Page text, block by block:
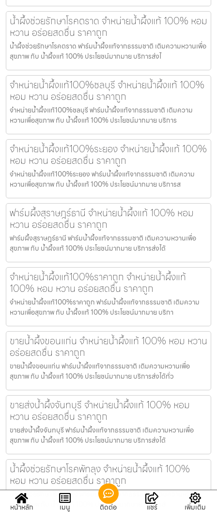
น้ำผึ้งช่วยรักษาโรคตราด จำหน่ายน้ำผึ้งแท้ 100% หอม
หวาน อร่อยสดชื่น ราคาถูก
น้ำผึ้งช่วยรักษาโรคตราด ฟาร์มน้ำผึ้งแท้จากธรรมชาติ เติมความหวานเพื่อ
สุขภาพ กับ น้ำผึ้งแท้ 100% ประโยชน์มากมาย บริการส่งไ
จำหน่ายน้ำผึ้งแท้100%ชลบุรี จำหน่ายน้ำผึ้งแท้ 100%
หอม หวาน อร่อยสดชื่น ราคาถูก
จำหน่ายน้ำผึ้งแท้100%ชลบุรี ฟาร์มน้ำผึ้งแท้จากธรรมชาติ เติมความ
หวานเพื่อสุขภาพ กับ น้ำผึ้งแท้ 100% ประโยชน์มากมาย บริการ
จำหน่ายน้ำผึ้งแท้100%ระยอง จำหน่ายน้ำผึ้งแท้ 100%
หอม หวาน อร่อยสดชื่น ราคาถูก
จำหน่ายน้ำผึ้งแท้100%ระยอง ฟาร์มน้ำผึ้งแท้จากธรรมชาติ เติมความ
หวานเพื่อสุขภาพ กับ น้ำผึ้งแท้ 100% ประโยชน์มากมาย บริการส
ฟาร์มผึ้งสุราษฎร์ธานี จำหน่ายน้ำผึ้งแท้ 100% หอม
หวาน อร่อยสดชื่น ราคาถูก
ฟาร์มผึ้งสุราษฎร์ธานี ฟาร์มน้ำผึ้งแท้จากธรรมชาติ เติมความหวานเพื่อ
สุขภาพ กับ น้ำผึ้งแท้ 100% ประโยชน์มากมาย บริการส่งได้
จำหน่ายน้ำผึ้งแท้100%ราคาถูก จำหน่ายน้ำผึ้งแท้
100% หอม หวาน อร่อยสดชื่น ราคาถูก
จำหน่ายน้ำผึ้งแท้100%ราคาถูก ฟาร์มน้ำผึ้งแท้จากธรรมชาติ เติมความ
หวานเพื่อสุขภาพ กับ น้ำผึ้งแท้ 100% ประโยชน์มากมาย บริกา
ขายน้ำผึ้งขอนแก่น จำหน่ายน้ำผึ้งแท้ 100% หอม หวาน
อร่อยสดชื่น ราคาถูก
ขายน้ำผึ้งขอนแก่น ฟาร์มน้ำผึ้งแท้จากธรรมชาติ เติมความหวานเพื่อ
สุขภาพ กับ น้ำผึ้งแท้ 100% ประโยชน์มากมาย บริการส่งได้ทั่ว
ขายส่งน้ำผึ้งจันทบุรี จำหน่ายน้ำผึ้งแท้ 100% หอม
หวาน อร่อยสดชื่น ราคาถูก
ขายส่งน้ำผึ้งจันทบุรี ฟาร์มน้ำผึ้งแท้จากธรรมชาติ เติมความหวานเพื่อ
สุขภาพ กับ น้ำผึ้งแท้ 100% ประโยชน์มากมาย บริการส่งได้
น้ำผึ้งช่วยรักษาโรคพัทลุง จำหน่ายน้ำผึ้งแท้ 100%
หอม หวาน อร่อยสดชื่น ราคาถูก
น้ำผึ้งช่วยรักษาโรคพัทลุง ฟาร์มน้ำผึ้งแท้จากธรรมชาติ เติมความหวาน
เพื่อสุขภาพ กับ น้ำผึ้งแท้ 100% ประโยชน์มากมาย บริการส่
หน้าหลัก เมนู ติดต่อ แชร์ เพิ่มเติม